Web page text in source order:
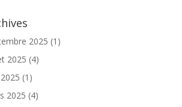
2025 (1)
2025 (4)
(1)
2025 (4)